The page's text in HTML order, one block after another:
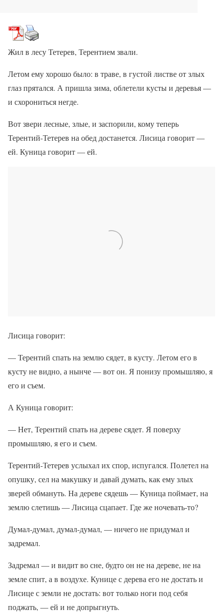
Жил в лесу Тетерев, Терентием звали.
Летом ему хорошо было: в траве, в густой листве от злых
глаз прятался. А пришла зима, облетели кусты и деревья —
и схорониться негде.
Вот звери лесные, злые, и заспорили, кому теперь
Терентий-Тетерев на обед достанется. Лисица говорит —
ей. Куница говорит — ей.
Лисица говорит:
— Терентий спать на землю сядет, в кусту. Летом его в
кусту не видно, а нынче — вот он. Я понизу промышляю, я
его и съем.
А Куница говорит:
— Нет, Терентий спать на дереве сядет. Я поверху
промышляю, я его и съем.
Терентий-Тетерев услыхал их спор, испугался. Полетел на
опушку, сел на макушку и давай думать, как ему злых
зверей обмануть. На дереве сядешь — Куница поймает, на
землю слетишь — Лисица сцапает. Где же ночевать-то?
Думал-думал, думал-думал, — ничего не придумал и
задремал.
Задремал — и видит во сне, будто он не на дереве, не на
земле спит, а в воздухе. Кунице с дерева его не достать и
Лисице с земли не достать: вот только ноги под себя
поджать, — ей и не допрыгнуть.